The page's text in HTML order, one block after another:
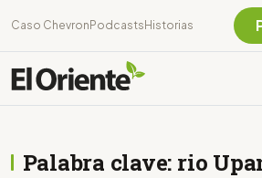
Caso Chevron Podcasts Historias
Palabra clave: rio